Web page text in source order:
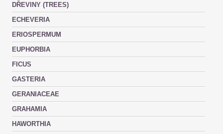
DŘEVINY (TREES)
ECHEVERIA
ERIOSPERMUM
EUPHORBIA
FICUS
GASTERIA
GERANIACEAE
GRAHAMIA
HAWORTHIA